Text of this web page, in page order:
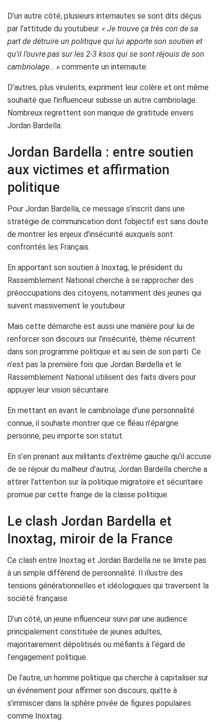
D’un autre côté, plusieurs internautes se sont dits déçus
par l’attitude du youtubeur. « Je trouve ça très con de sa
part de détruire un politique qui lui apporte son soutien et
qu’il l’ouvre pas sur les 2-3 ksos qui se sont réjouis de son
cambriolage… » commente un internaute.
D’autres, plus virulents, expriment leur colère et ont même
souhaité que l’influenceur subisse un autre cambriolage.
Nombreux regrettent son manque de gratitude envers
Jordan Bardella.
Jordan Bardella : entre soutien
aux victimes et affirmation
politique
Pour Jordan Bardella, ce message s’inscrit dans une
stratégie de communication dont l’objectif est sans doute
de montrer les enjeux d’insécurité auxquels sont
confrontés les Français.
En apportant son soutien à Inoxtag, le président du
Rassemblement National cherche à se rapprocher des
préoccupations des citoyens, notamment des jeunes qui
suivent massivement le youtubeur.
Mais cette démarche est aussi une manière pour lui de
renforcer son discours sur l’insécurité, thème récurrent
dans son programme politique et au sein de son parti. Ce
n’est pas la première fois que Jordan Bardella et le
Rassemblement National utilisent des faits divers pour
appuyer leur vision sécuritaire.
En mettant en avant le cambriolage d’une personnalité
connue, il souhaite montrer que ce fléau n’épargne
personne, peu importe son statut.
En s’en prenant aux militants d’extrême gauche qu’il accuse
de se réjouir du malheur d’autrui, Jordan Bardella cherche a
attirer l’attention sur la politique migratoire et sécuritaire
promue par cette frange de la classe politique.
Le clash Jordan Bardella et
Inoxtag, miroir de la France
Ce clash entre Inoxtag et Jordan Bardella ne se limite pas
à un simple différend de personnalité. Il illustre des
tensions générationnelles et idéologiques qui traversent la
société française.
D’un côté, un jeune influenceur suivi par une audience
principalement constituée de jeunes adultes,
majoritairement dépolitisés ou méfiants à l’égard de
l’engagement politique.
De l’autre, un homme politique qui cherche à capitaliser sur
un événement pour affirmer son discours, quitte à
s’immiscer dans la sphère privée de figures populaires
comme Inoxtag.